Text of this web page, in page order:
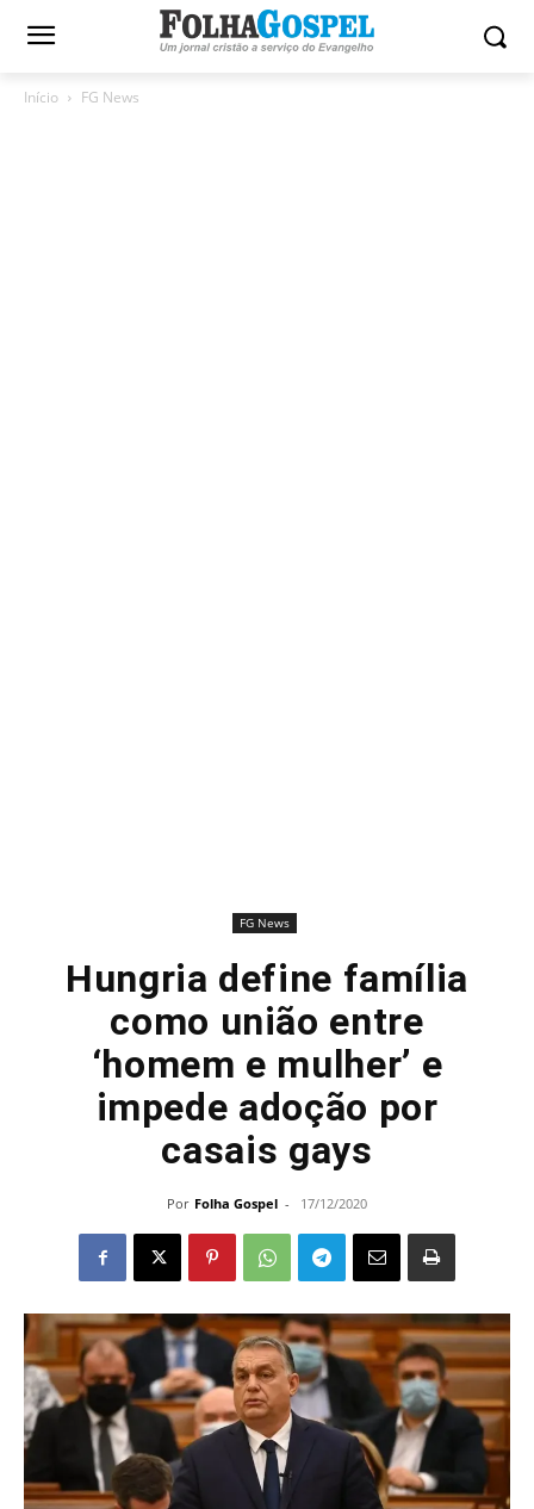
Início FG News
FG News
Hungria define família
como união entre
‘homem e mulher’ e
impede adoção por
casais gays
Por Folha Gospel - 17/12/2020